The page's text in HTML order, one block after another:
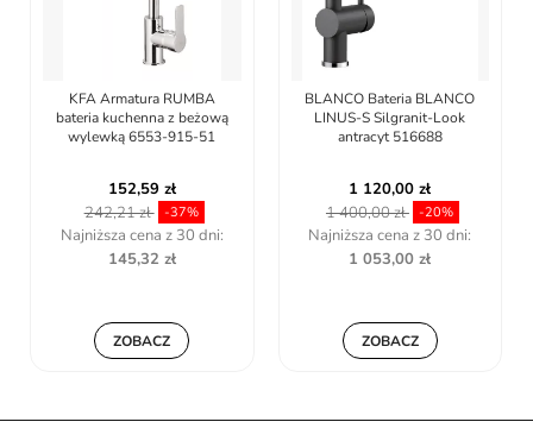
BLANCO Bateria BLANCO
LINUS-S Silgranit-Look
antracyt 516688
1 120,00 zł
1 400,00 zł -20%
Najniższa cena z 30 dni:
1 053,00 zł
ZOBACZ
KFA Armatura RUMBA DUO
bateria kuchenna z szarą
wylewką 6553-925-63
158,99 zł
248,67 zł -36,06%
Najniższa cena z 30 dni:
158,99 zł
ZOBACZ